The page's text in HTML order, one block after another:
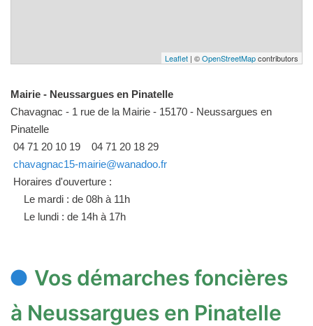
Leaflet | ©OpenStreetMapcontributors
Mairie - Neussargues en Pinatelle
Chavagnac - 1 rue de la Mairie - 15170 - Neussargues en
Pinatelle
04 71 20 10 19
04 71 20 18 29
chavagnac15-mairie@wanadoo.fr
Horaires d'ouverture :
Le mardi : de 08h à 11h
Le lundi : de 14h à 17h
Vos démarches foncières
à Neussargues en Pinatelle